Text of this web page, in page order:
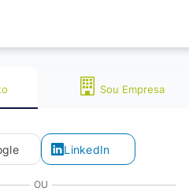
Sou Empresa
LinkedIn
OU